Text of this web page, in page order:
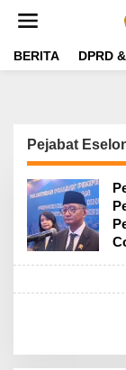
t
BERITA DPRD
Pejabat Eselon